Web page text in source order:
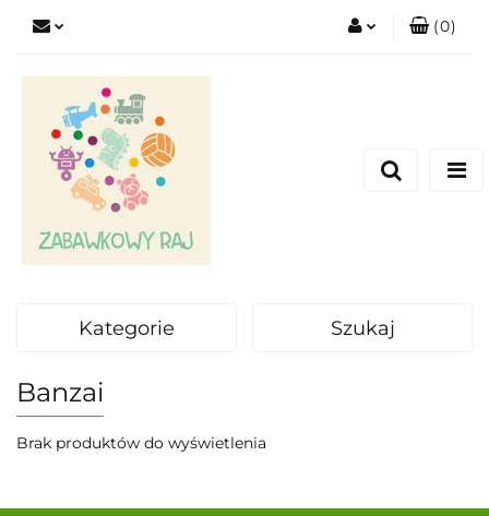
(0)
Kategorie Szukaj
Banzai
Brak produktów do wyświetlenia